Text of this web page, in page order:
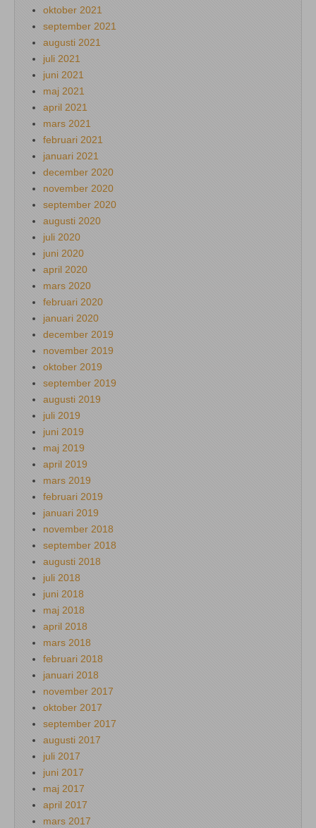
oktober 2021
september 2021
augusti 2021
juli 2021
juni 2021
maj 2021
april 2021
mars 2021
februari 2021
januari 2021
december 2020
november 2020
september 2020
augusti 2020
juli 2020
juni 2020
april 2020
mars 2020
februari 2020
januari 2020
december 2019
november 2019
oktober 2019
september 2019
augusti 2019
juli 2019
juni 2019
maj 2019
april 2019
mars 2019
februari 2019
januari 2019
november 2018
september 2018
augusti 2018
juli 2018
juni 2018
maj 2018
april 2018
mars 2018
februari 2018
januari 2018
november 2017
oktober 2017
september 2017
augusti 2017
juli 2017
juni 2017
maj 2017
april 2017
mars 2017